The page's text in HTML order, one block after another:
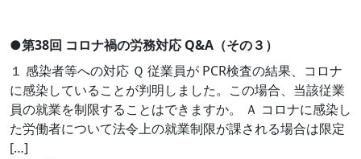
●第38回 コロナ禍の労務対応 Q&A（その３）
１ 感染者等への対応 Ｑ 従業員が PCR検査の結果、コロナ
に感染していることが判明しました。この場合、当該従業
員の就業を制限することはできますか。 Ａ コロナに感染し
た労働者について法令上の就業制限が課される場合は限定
[…]